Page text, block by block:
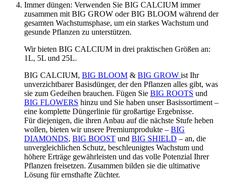
Immer düngen: Verwenden Sie BIG CALCIUM immer
zusammen mit BIG GROW oder BIG BLOOM während der
gesamten Wachstumsphase, um ein starkes Wachstum und
gesunde Pflanzen zu unterstützen.
Wir bieten BIG CALCIUM in drei praktischen Größen an:
1L, 5L und 25L.
BIG CALCIUM, BIG BLOOM & BIG GROW ist Ihr
unverzichtbarer Basisdünger, der den Pflanzen alles gibt, was
sie zum Gedeihen brauchen. Fügen Sie BIG ROOTS und
BIG FLOWERS hinzu und Sie haben unser Basissortiment –
eine komplette Düngerlinie für großartige Ergebnisse.
Für diejenigen, die ihren Anbau auf die nächste Stufe heben
wollen, bieten wir unsere Premiumprodukte – BIG
DIAMONDS, BIG BOOST und BIG SHIELD – an, die
unvergleichlichen Schutz, beschleunigtes Wachstum und
höhere Erträge gewährleisten und das volle Potenzial Ihrer
Pflanzen freisetzen. Zusammen bilden sie die ultimative
Lösung für ernsthafte Züchter.